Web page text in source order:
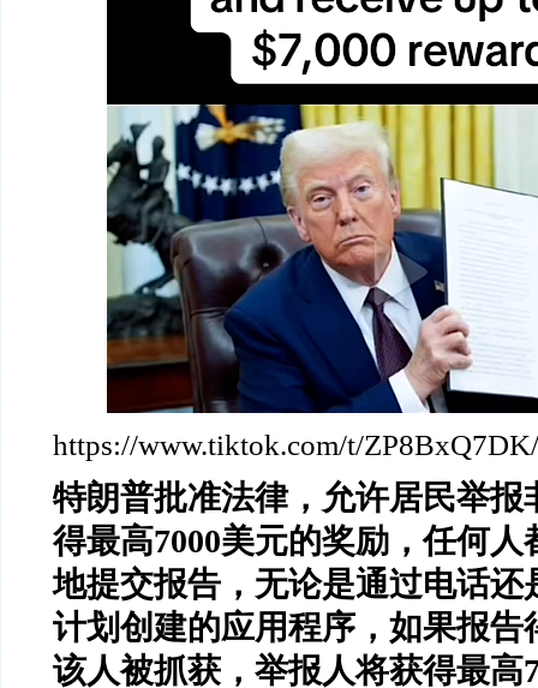
https://www.tiktok.com/t/ZP8BxQ7DK/
特朗普批准法律，允许居民举报
得最高7000美元的奖励，任何
地提交报告，无论是通过电话还
计划创建的应用程序，如果报告
该人被抓获，举报人将获得最高